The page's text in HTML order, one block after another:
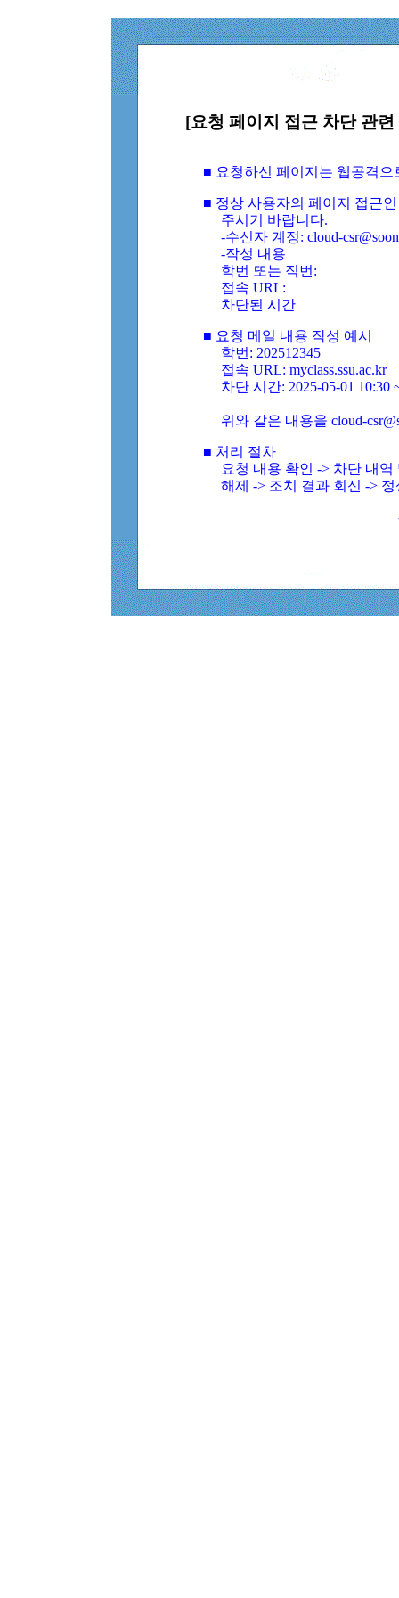
[요청 페이지 접근 차단 관
■ 요청하신 페이지는 웹공격
■ 정상 사용자의 페이지 접근
주시기 바랍니다.
-수신자 계정: cloud-
-작성 내용
학번 또는 직번:
접속 URL:
차단된 시간
■ 요청 메일 내용 작성 예시
학번: 202512345
접속 URL: myclass.ssu.ac.kr
차단 시간: 2025-05-01 10:30
위와 같은 내용을 cloud-
■ 처리 절차
요청 내용 확인 -> 차단 내
해제 -> 조치 결과 회신 ->